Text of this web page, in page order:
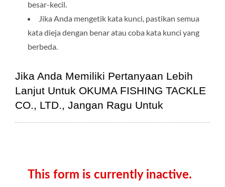
besar-kecil.
Jika Anda mengetik kata kunci, pastikan semua
kata dieja dengan benar atau coba kata kunci yang
berbeda.
Jika Anda Memiliki Pertanyaan Lebih
Lanjut Untuk OKUMA FISHING TACKLE
CO., LTD., Jangan Ragu Untuk